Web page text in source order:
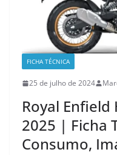
FICHA TÉCNICA
25 de julho de 2024
Royal
2025 | Ficha
Consumo,